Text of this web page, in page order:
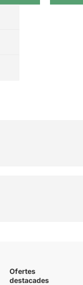
Ofertes
destacades